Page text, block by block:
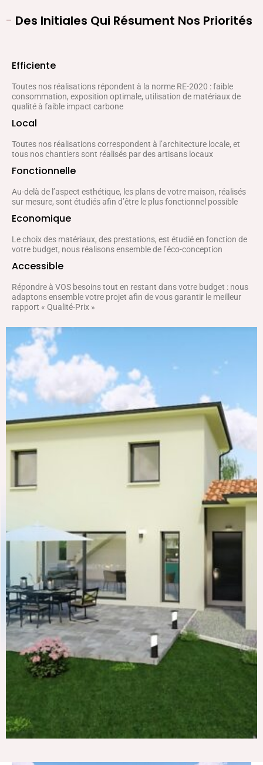
- Des Initiales Qui Résument Nos Priorités
Efficiente
Toutes nos réalisations répondent à la norme RE-2020 : faible
consommation, exposition optimale, utilisation de matériaux de
qualité à faible impact carbone
Local
Toutes nos réalisations correspondent à l’architecture locale, et
tous nos chantiers sont réalisés par des artisans locaux
Fonctionnelle
Au-delà de l’aspect esthétique, les plans de votre maison, réalisés
sur mesure, sont étudiés afin d’être le plus fonctionnel possible
Economique
Le choix des matériaux, des prestations, est étudié en fonction de
votre budget, nous réalisons ensemble de l’éco-conception
Accessible
Répondre à VOS besoins tout en restant dans votre budget : nous
adaptons ensemble votre projet afin de vous garantir le meilleur
rapport « Qualité-Prix »